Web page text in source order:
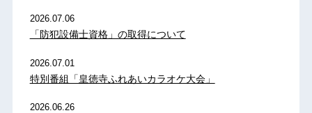
2026.07.06
「防犯設備士資格」の取得について
2026.07.01
特別番組「皇徳寺ふれあいカラオケ大会」
2026.06.26